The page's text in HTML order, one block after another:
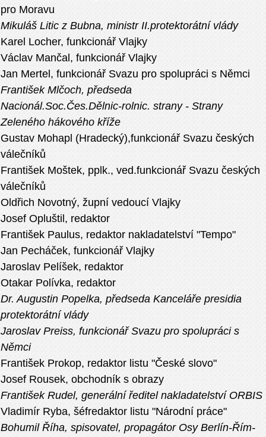
pro Moravu
Mikuláš Litic z Bubna, ministr II.protektorátní vlády
Karel Locher, funkcionář Vlajky
Václav Mančal, funkcionář Vlajky
Jan Mertel, funkcionář Svazu pro spolupráci s Němci
František Mlčoch, předseda
Nacionál.Soc.Čes.Dělnic-rolnic. strany - Strany
Zeleného hákového kříže
Gustav Mohapl (Hradecký),funkcionář Svazu českých
válečníků
František Moštek, pplk., ved.funkcionář Svazu českých
válečníků
Oldřich Novotný, župní vedoucí Vlajky
Josef Opluštil, redaktor
František Paulus, redaktor nakladatelství "Tempo"
Jan Pecháček, funkcionář Vlajky
Jaroslav Pelíšek, redaktor
Otakar Polívka, redaktor
Dr. Augustin Popelka, předseda Kanceláře presidia
protektorátní vlády
Jaroslav Preiss, funkcionář Svazu pro spolupráci s
Němci
František Prokop, redaktor listu "České slovo"
Josef Rousek, obchodník s obrazy
František Rudel, generální ředitel nakladatelství ORBIS
Vladimír Ryba, šéfredaktor listu "Národní práce"
Bohumil Říha, spisovatel, propagátor Osy Berlín-Řím-